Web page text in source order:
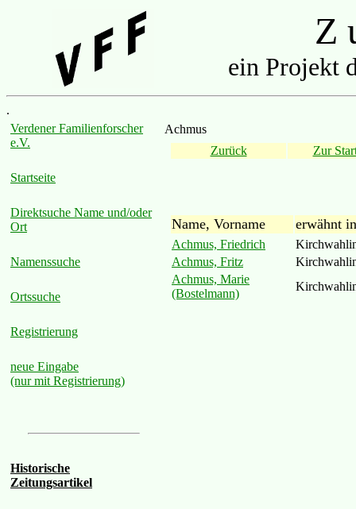
Z
ein Projekt
.
Verdener Familienforscher
e.V.
Startseite
Direktsuche Name und/oder
Ort
Namenssuche
Ortssuche
Registrierung
neue Eingabe
(nur mit Registrierung)
Historische
Zeitungsartikel
Achmus
Zurück
Zur
Name, Vorname erwähnt in
Achmus, Friedrich
Achmus, Fritz
Achmus, Marie
(Bostelmann)